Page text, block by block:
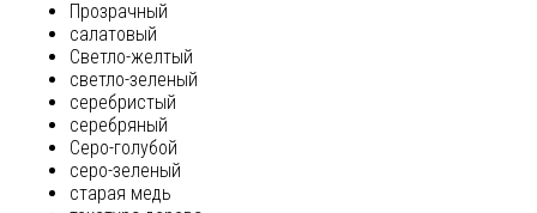
Прозрачный
салатовый
Светло-желтый
светло-зеленый
серебристый
серебряный
Серо-голубой
серо-зеленый
старая медь